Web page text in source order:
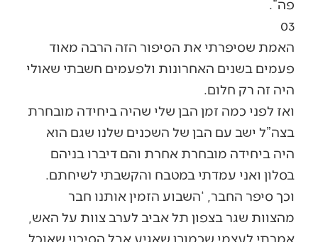
פה”.
03
האמת שסיפרתי את הסיפור הזה הרבה מאוד
פעמים בשנים האחרונות ולפעמים חשבתי שאולי
היה זה רק חלום.
ואז לפני כמה זמן הבן שלי שהיה ביחידה מובחרת
בצה”ל ישב עם הבן של השכנים שלנו שגם הוא
היה ביחידה מובחרת אחרת והם דיברו בניהם
בסלון ואני עמדתי במטבח והקשבתי לשיחתם.
וכך סיפר החבר, ‘השבוע הזמין אותנו חבר
מהצוות שגר בצפון תל אביב לערב צוות על האש,
אמרתי לעצמי שכמובן שאגיע אבל הסיכוי שאוכל